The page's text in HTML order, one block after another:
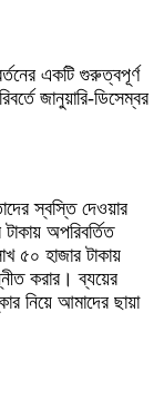
একটি গুরুত্বপূর্ণ
জানুয়ারি-ডিসেম্বর
স্বস্তি দেওয়ার
অপরিবর্তিত
৫০ হাজার টাকায়
করার। ব্যয়ের
নিয়ে আমাদের ছায়া